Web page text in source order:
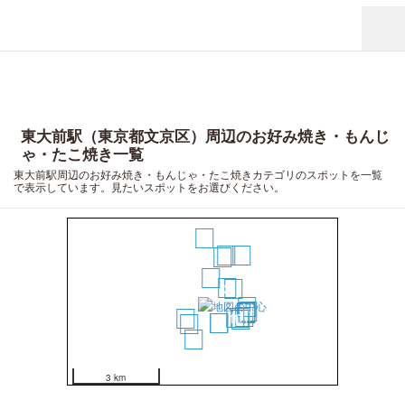
東大前駅（東京都文京区）周辺のお好み焼き・もんじ
ゃ・たこ焼き一覧
東大前駅周辺のお好み焼き・もんじゃ・たこ焼きカテゴリのスポットを一覧
で表示しています。見たいスポットをお選びください。
2
45 10
11
12
13
14
15
16
17
19
3 km